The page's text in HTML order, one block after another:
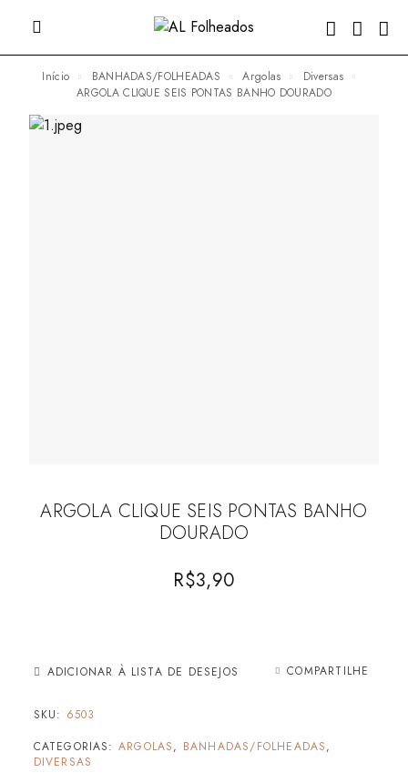
Início BANHADAS/FOLHEADAS Argolas
Diversas
ARGOLA CLIQUE SEIS PONTAS BANHO DOURADO
ARGOLA CLIQUE SEIS PONTAS BANHO
DOURADO
R$3,90
ADICIONAR À LISTA DE DESEJOS COMPARTILHE
SKU: 6503
CATEGORIAS: ARGOLAS, BANHADAS/FOLHEADAS,
DIVERSAS